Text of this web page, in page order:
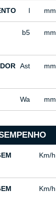
l mm
b5 mm
Ast mm
Wa mm
Km/h
Km/h